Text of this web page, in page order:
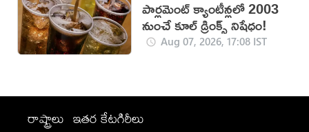
పార్లమెంట్ క్యాంటీన్లలో 2003
నుంచే కూల్ డ్రింక్స్ నిషేధం!
Aug 07, 2026, 17:08 IST
రాష్ట్రాలు ఇతర కేటగిరీలు